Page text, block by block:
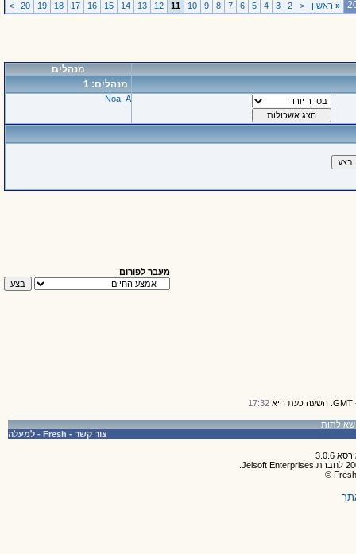
«ראשון <
2
3
4
5
6
7
8
9
10
11
12
13
14
15
16
17
18
19
20
>
מנהלים
מנהלים: 1
Noa_A
מעבר לפורום
17:32
צור קשר -
Fresh
- למעלה